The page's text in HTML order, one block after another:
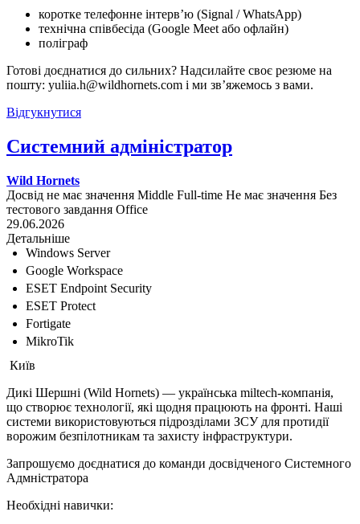
коротке телефонне інтерв’ю (Signal / WhatsApp)
технічна співбесіда (Google Meet або офлайн)
поліграф
Готові доєднатися до сильних? Надсилайте своє резюме на
пошту: yuliia.h@wildhornets.com і ми звʼяжемось з вами.
Відгукнутися
Системний адміністратор
Wild Hornets
Досвід не має значення Middle Full-time Не має значення Без
тестового завдання Office
29.06.2026
Детальніше
Windows Server
Google Workspace
ESET Endpoint Security
ESET Protect
Fortigate
MikroTik
Київ
Дикі Шершні (Wild Hornets) — українська miltech-компанія,
що створює технології, які щодня працюють на фронті. Наші
системи використовуються підрозділами ЗСУ для протидії
ворожим безпілотникам та захисту інфраструктури.
Запрошуємо доєднатися до команди досвідченого Системного
Адмністратора
Необхідні навички: